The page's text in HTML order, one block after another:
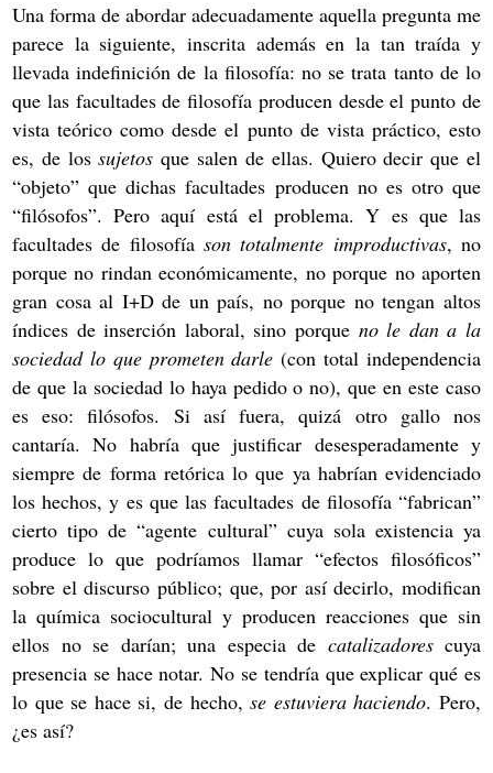
Una forma de abordar adecuadamente aquella pregunta me
parece la siguiente, inscrita además en la tan traída y
llevada indefinición de la filosofía: no se trata tanto de lo
que las facultades de filosofía producen desde el punto de
vista teórico como desde el punto de vista práctico, esto
es, de lossujetosque salen de ellas. Quiero decir que el
“objeto” que dichas facultades producen no es otro que
“filósofos”. Pero aquí está el problema. Y es que las
facultades de filosofía son totalmente improductivas, no
porque no rindan económicamente, no porque no aporten
gran cosa al I+D de un país, no porque no tengan altos
índices de inserción laboral, sino porque no le dan a la
sociedad lo que prometen darle(con total independencia
de que la sociedad lo haya pedido o no), que en este caso
es eso: filósofos. Si así fuera, quizá otro gallo nos
cantaría. No habría que justificar desesperadamente y
siempre de forma retórica lo que ya habrían evidenciado
los hechos, y es que las facultades de filosofía “fabrican”
cierto tipo de “agente cultural” cuya sola existencia ya
produce lo que podríamos llamar “efectos filosóficos”
sobre el discurso público; que, por así decirlo, modifican
la química sociocultural y producen reacciones que sin
ellos no se darían; una especia de catalizadores cuya
presencia se hace notar. No se tendría que explicar qué es
lo que se hace si, de hecho,se estuviera haciendo. Pero,
¿es así?